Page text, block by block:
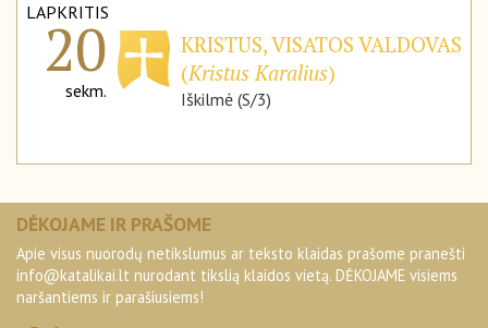
LAPKRITIS
20
sekm.
KRISTUS, VISATOS VALDOVAS
(Kristus Karalius)
Iškilmė (S/3)
DĖKOJAME IR PRAŠOME
Apie visus nuorodų netikslumus ar teksto klaidas prašome pranešti
info@katalikai.lt nurodant tikslią klaidos vietą. DĖKOJAME visiems
naršantiems ir parašiusiems!